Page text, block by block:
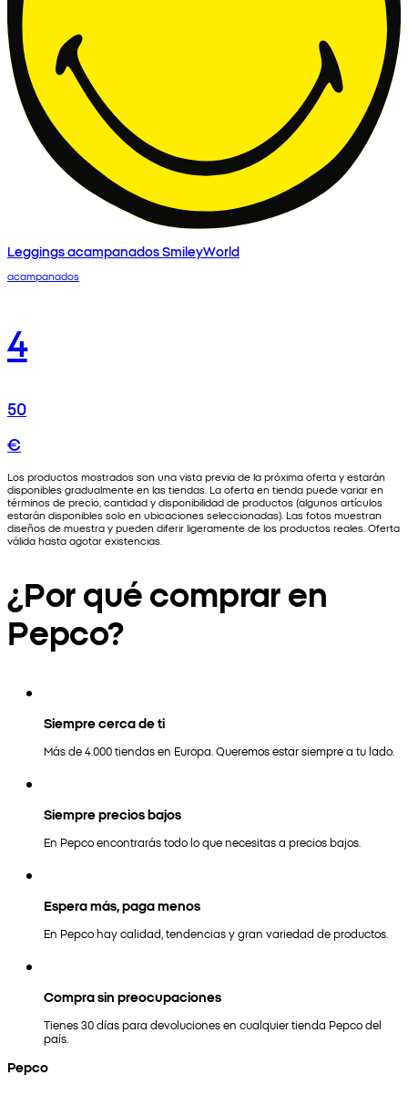
Leggings acampanados SmileyWorld
acampanados
4
50
€
Los productos mostrados son una vista previa de la próxima oferta y estarán
disponibles gradualmente en las tiendas. La oferta en tienda puede variar en
términos de precio, cantidad y disponibilidad de productos (algunos artículos
estarán disponibles solo en ubicaciones seleccionadas). Las fotos muestran
diseños de muestra y pueden diferir ligeramente de los productos reales. Oferta
válida hasta agotar existencias.
¿Por qué comprar en
Pepco?
Siempre cerca de ti
Más de 4.000 tiendas en Europa. Queremos estar siempre a tu lado.
Siempre precios bajos
En Pepco encontrarás todo lo que necesitas a precios bajos.
Espera más, paga menos
En Pepco hay calidad, tendencias y gran variedad de productos.
Compra sin preocupaciones
Tienes 30 días para devoluciones en cualquier tienda Pepco del
país.
Pepco